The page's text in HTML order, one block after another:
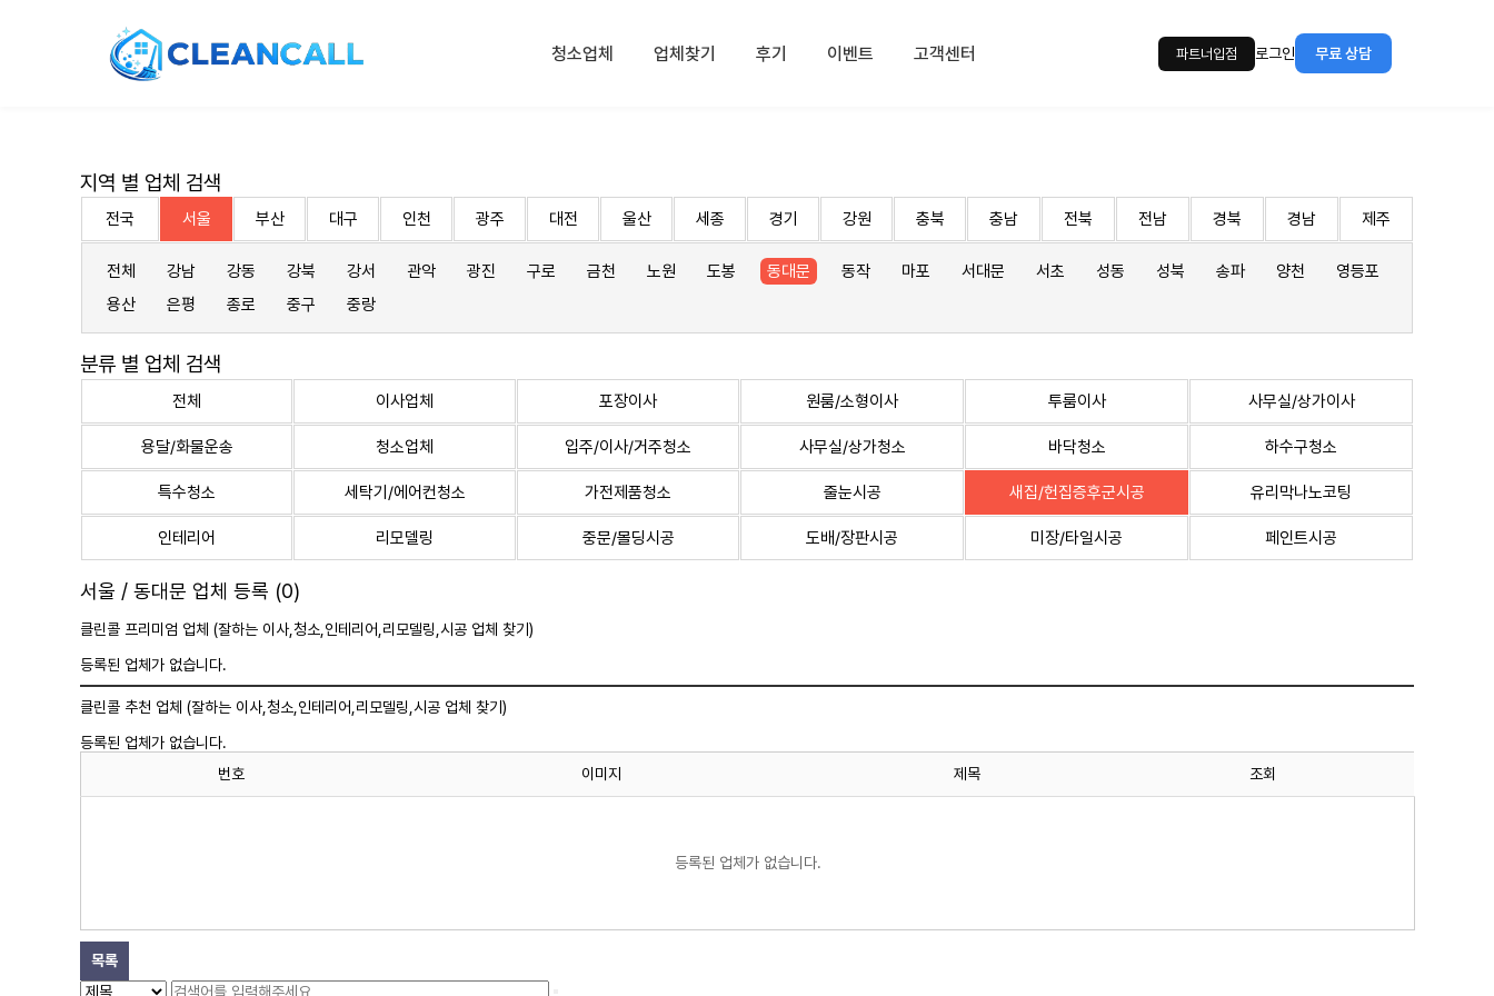
청소업체 업체찾기 후기 이벤트 고객센터 파트너입점 로그인 무료 상담
지역 별 업체 검색
전국 서울 부산 대구 인천 광주 대전 울산 세종 경기 강원 충북 충남 전북 전남 경북 경남 제주
전체 강남 강동 강북 강서 관악 광진 구로 금천 노원 도봉 동대문 동작 마포 서대문 서초 성동 성북 송파 양천
영등포
용산
은평 종로 중구 중랑
분류 별 업체 검색
전체 이사업체 포장이사 원룸/소형이사 투룸이사 사무실/상가이사
용달/화물운송 청소업체 입주/이사/거주청소 사무실/상가청소 바닥청소 하수구청소
특수청소 세탁기/에어컨청소 가전제품청소 줄눈시공 새집/헌집증후군시공 유리막나노코팅
인테리어 리모델링 중문/몰딩시공 도배/장판시공 미장/타일시공 페인트시공
서울 / 동대문 업체 등록 (0)
클린콜 프리미엄 업체 (잘하는 이사, 청소 ,인테리어,리모델링,시공 업체 찾기)
등록된 업체가 없습니다.
클린콜 추천 업체 (잘하는 이사, 청소 ,인테리어,리모델링,시공 업체 찾기)
등록된 업체가 없습니다.
번호
이미지 제목 조회
등록된 업체가 없습니다.
목록